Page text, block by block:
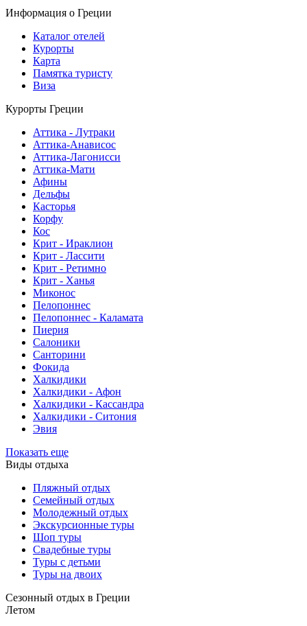
Информация о Греции
Каталог отелей
Курорты
Карта
Памятка туристу
Виза
Курорты Греции
Аттика - Лутраки
Аттика-Анависос
Аттика-Лагонисси
Аттика-Мати
Афины
Дельфы
Касторья
Корфу
Кос
Крит - Ираклион
Крит - Лассити
Крит - Ретимно
Крит - Ханья
Миконос
Пелопоннес
Пелопоннес - Каламата
Пиерия
Салоники
Санторини
Фокида
Халкидики
Халкидики - Афон
Халкидики - Кассандра
Халкидики - Ситония
Эвия
Показать еще
Виды отдыха
Пляжный отдых
Семейный отдых
Молодежный отдых
Экскурсионные туры
Шоп туры
Свадебные туры
Туры с детьми
Туры на двоих
Сезонный отдых в Греции
Летом